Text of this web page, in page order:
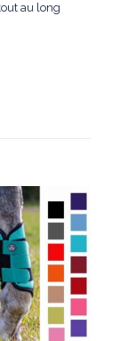
au long